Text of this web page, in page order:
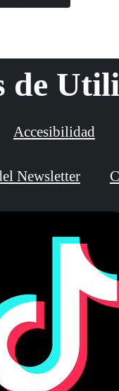
de
Accesibilidad
Newsletter